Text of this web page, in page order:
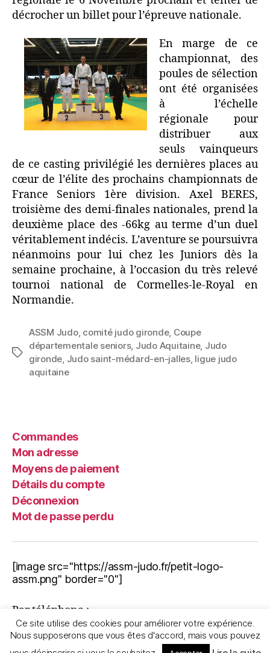
décrocher un billet pour l’épreuve nationale.
En marge de ce
championnat, des
poules de sélection
ont été organisées
à l’échelle
régionale pour
distribuer aux
seuls vainqueurs
de ce casting privilégié les dernières places au
cœur de l’élite des prochains championnats de
France Seniors 1ère division. Axel BERES,
troisième des demi-finales nationales, prend la
deuxième place des -66kg au terme d’un duel
véritablement indécis. L’aventure se poursuivra
néanmoins pour lui chez les Juniors dès la
semaine prochaine, à l’occasion du très relevé
tournoi national de Cormelles-le-Royal en
Normandie.
ASSM Judo, comité judo gironde, Coupe
départementale seniors, Judo Aquitaine, Judo
gironde, Judo saint-médard-en-jalles, ligue judo
aquitaine
Commandes
Mon adresse
Moyens de paiement
Détails du compte
Déconnexion
Mot de passe perdu
[image src="https://assm-judo.fr/petit-logo-
assm.png" border="0"]
Par téléphone :
06.11.72.30.70
Nous écrire :assmjudo33@gmail.com
Ce site utilise des cookies pour améliorer votre expérience.
Nous supposerons que vous êtes d'accord, mais vous pouvez